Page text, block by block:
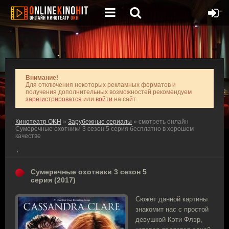
Внимание!
Для отключения некоторых рекламных форматов и
получения дополнительных возможностей рекомендуем
зарегистрироватся или войти на сайт.
Кинотеатр OKH » Зарубежные сериалы » смотреть онлайн
Сумеречные охотники 3 сезон 5 серия бесплатно в хорошем
качестве
'
Сумеречные охотники 3 сезон 5
серия (2017)
Сюжет данной картины
знакомит нас с простой
девушкой Кэти Флэр,